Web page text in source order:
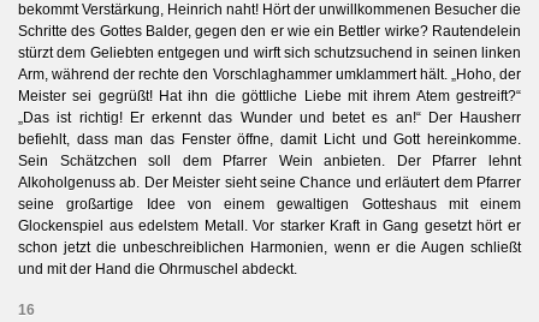
bekommt Verstärkung, Heinrich naht! Hört der unwillkommenen Besucher die
Schritte des Gottes Balder, gegen den er wie ein Bettler wirke? Rautendelein
stürzt dem Geliebten entgegen und wirft sich schutzsuchend in seinen linken
Arm, während der rechte den Vorschlaghammer umklammert hält. „Hoho, der
Meister sei gegrüßt! Hat ihn die göttliche Liebe mit ihrem Atem gestreift?“
„Das ist richtig! Er erkennt das Wunder und betet es an!“ Der Hausherr
befiehlt, dass man das Fenster öffne, damit Licht und Gott hereinkomme.
Sein Schätzchen soll dem Pfarrer Wein anbieten. Der Pfarrer lehnt
Alkoholgenuss ab. Der Meister sieht seine Chance und erläutert dem Pfarrer
seine großartige Idee von einem gewaltigen Gotteshaus mit einem
Glockenspiel aus edelstem Metall. Vor starker Kraft in Gang gesetzt hört er
schon jetzt die unbeschreiblichen Harmonien, wenn er die Augen schließt
und mit der Hand die Ohrmuschel abdeckt.
16